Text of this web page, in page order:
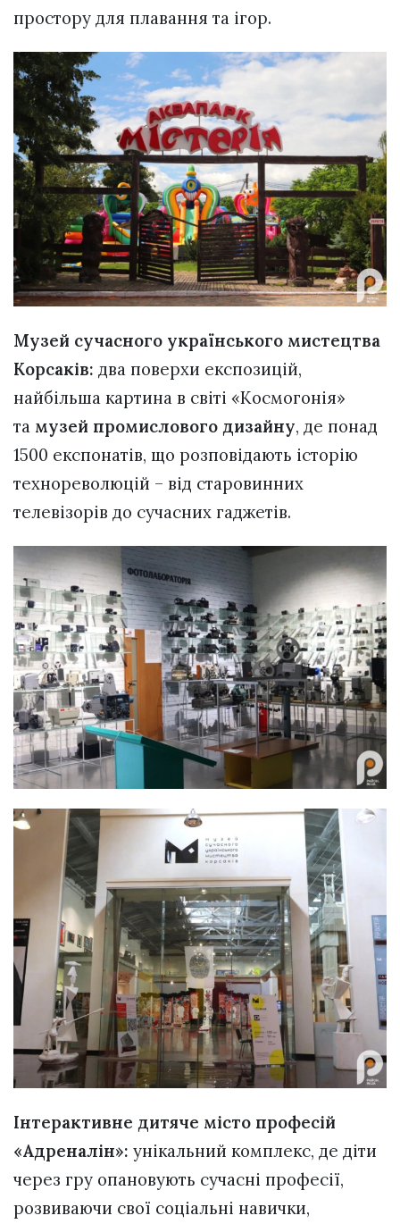
простору для плавання та ігор.
Музей сучасного українського мистецтва
Корсаків: два поверхи експозицій,
найбільша картина в світі «Космогонія»
та музей промислового дизайну, де понад
1500 експонатів, що розповідають історію
технореволюцій – від старовинних
телевізорів до сучасних гаджетів.
Інтерактивне дитяче місто професій
«Адреналін»: унікальний комплекс, де діти
через гру опановують сучасні професії,
розвиваючи свої соціальні навички,